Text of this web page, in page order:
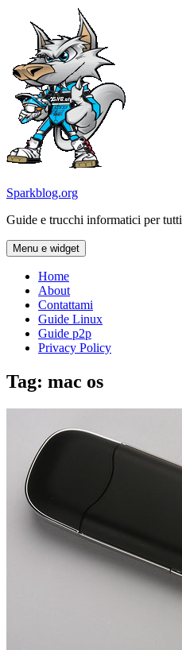
contenuto
Sparkblog.org
Guide e trucchi informatici per tutti
Menu e widget
Home
About
Contattami
Guide Linux
Guide p2p
Privacy Policy
Tag: mac os